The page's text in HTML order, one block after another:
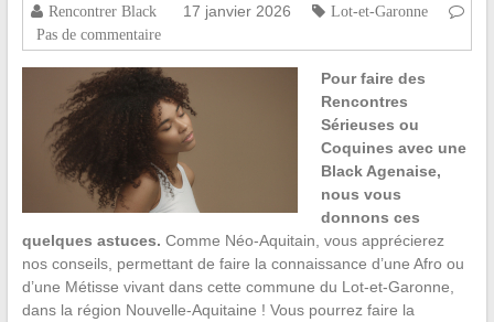
Rencontrer Black 17 janvier 2026
Lot-et-Garonne
Pas de commentaire
Pour faire des
Rencontres
Sérieuses ou
Coquines avec une
Black Agenaise,
nous vous
donnons ces
quelques astuces. Comme Néo-Aquitain, vous apprécierez
nos conseils, permettant de faire la connaissance d’une Afro ou
d’une Métisse vivant dans cette commune du Lot-et-Garonne,
dans la région Nouvelle-Aquitaine ! Vous pourrez faire la